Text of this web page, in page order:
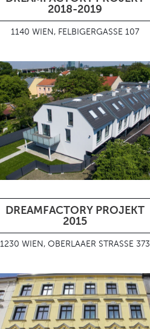
2018-2019
1140 WIEN, FELBIGERGASSE 107
DREAMFACTORY PROJEKT
2015
1230 WIEN, OBERLAAER STRASSE 373